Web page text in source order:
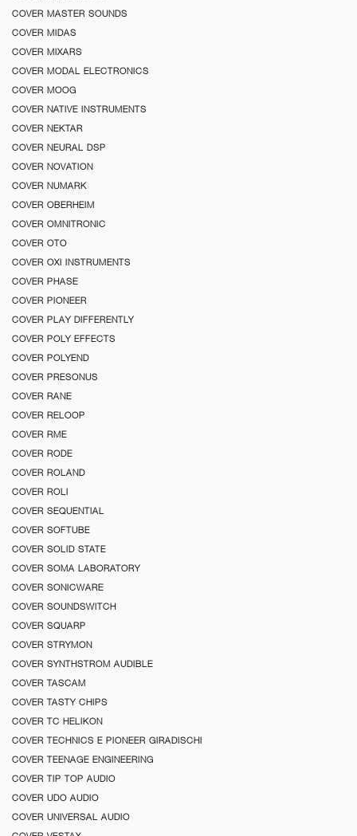
COVER MASTER SOUNDS
COVER MIDAS
COVER MIXARS
COVER MODAL ELECTRONICS
COVER MOOG
COVER NATIVE INSTRUMENTS
COVER NEKTAR
COVER NEURAL DSP
COVER NOVATION
COVER NUMARK
COVER OBERHEIM
COVER OMNITRONIC
COVER OTO
COVER OXI INSTRUMENTS
COVER PHASE
COVER PIONEER
COVER PLAY DIFFERENTLY
COVER POLY EFFECTS
COVER POLYEND
COVER PRESONUS
COVER RANE
COVER RELOOP
COVER RME
COVER RODE
COVER ROLAND
COVER ROLI
COVER SEQUENTIAL
COVER SOFTUBE
COVER SOLID STATE
COVER SOMA LABORATORY
COVER SONICWARE
COVER SOUNDSWITCH
COVER SQUARP
COVER STRYMON
COVER SYNTHSTROM AUDIBLE
COVER TASCAM
COVER TASTY CHIPS
COVER TC HELIKON
COVER TECHNICS E PIONEER GIRADISCHI
COVER TEENAGE ENGINEERING
COVER TIP TOP AUDIO
COVER UDO AUDIO
COVER UNIVERSAL AUDIO